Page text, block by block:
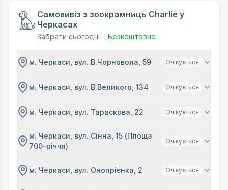
Самовивіз з зоокрамниць Charlie у
Черкасах
Забрати сьогодні Безкоштовно
м. Черкаси, вул. В.Чорновола, 59 Очікується
м. Черкаси, вул. В.Великого, 134 Очікується
м. Черкаси, вул. Тараскова, 22 Очікується
м. Черкаси, вул. Сінна, 15 (Площа
700-річчя)
Очікується
м. Черкаси, вул. Онопрієнка, 2 Очікується